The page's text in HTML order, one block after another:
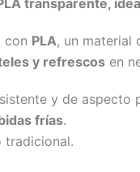
con PLA, un material
y refrescos en
y de aspecto
frías.
tradicional.